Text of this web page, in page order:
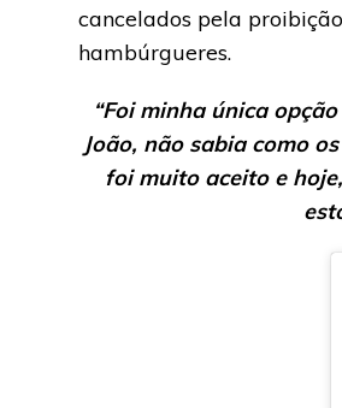
cancelados pela
hambúrgueres.
“Foi minha única
João, não sabia como
foi muito aceito e